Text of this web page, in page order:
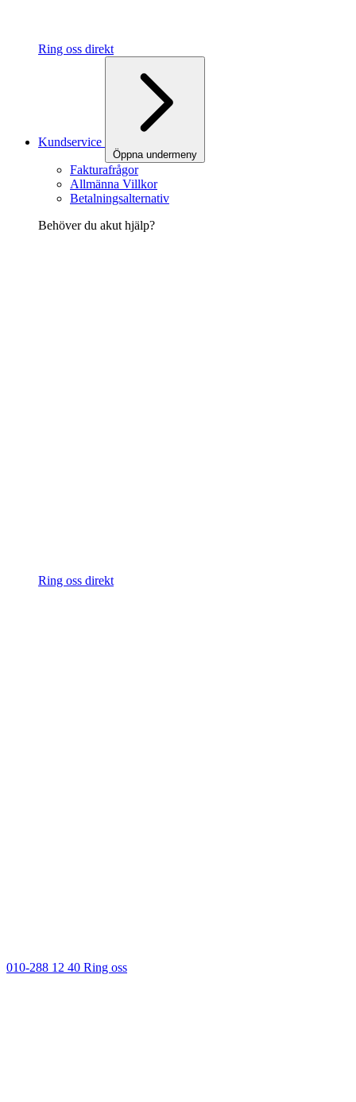
Ring oss direkt
Kundservice
Öppna undermeny
Fakturafrågor
Allmänna Villkor
Betalningsalternativ
Behöver du akut hjälp?
Ring oss direkt
010-288 12 40 Ring oss